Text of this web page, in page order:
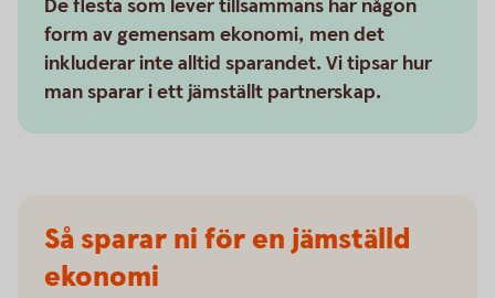
De flesta som lever tillsammans har någon
form av gemensam ekonomi, men det
inkluderar inte alltid sparandet. Vi tipsar hur
man sparar i ett jämställt partnerskap.
Så sparar ni för en jämställd
ekonomi